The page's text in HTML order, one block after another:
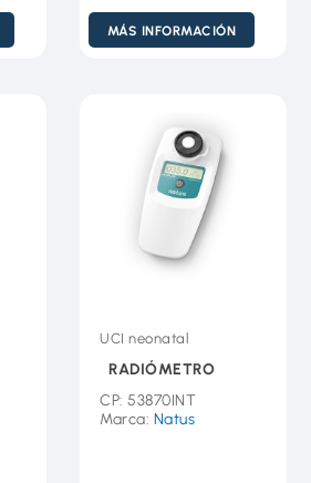
MÁS INFORMACIÓN
UCI neonatal
RADIÓMETRO
CP: 53870INT
Marca: Natus